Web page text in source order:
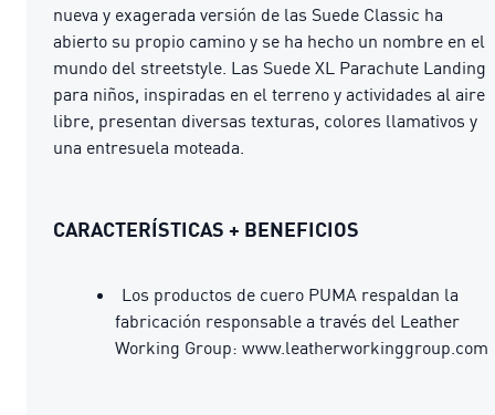
nueva y exagerada versión de las Suede Classic ha
abierto su propio camino y se ha hecho un nombre en el
mundo del streetstyle. Las Suede XL Parachute Landing
para niños, inspiradas en el terreno y actividades al aire
libre, presentan diversas texturas, colores llamativos y
una entresuela moteada.
CARACTERÍSTICAS + BENEFICIOS
Los productos de cuero PUMA respaldan la
fabricación responsable a través del Leather
Working Group: www.leatherworkinggroup.com